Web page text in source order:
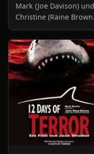
Mark (Joe Davison) und
Christine (Raine Brown)
haben keine Lust mehr
auf belanglose
Boulevard-Meldungen
und befassen sich
neuerdings mit Se